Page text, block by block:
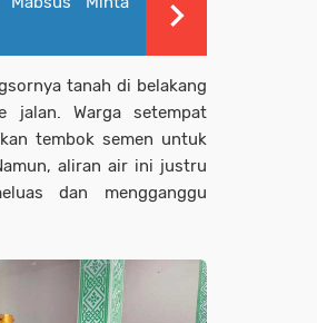
tanah di belakang
jalan. Warga setempat
tembok semen untuk
aliran air ini justru
dan mengganggu